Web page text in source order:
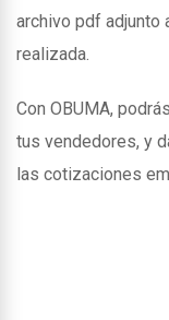
archivo pdf adjunto
realizada.
Con OBUMA,
tus vendedores, y
las cotizaciones